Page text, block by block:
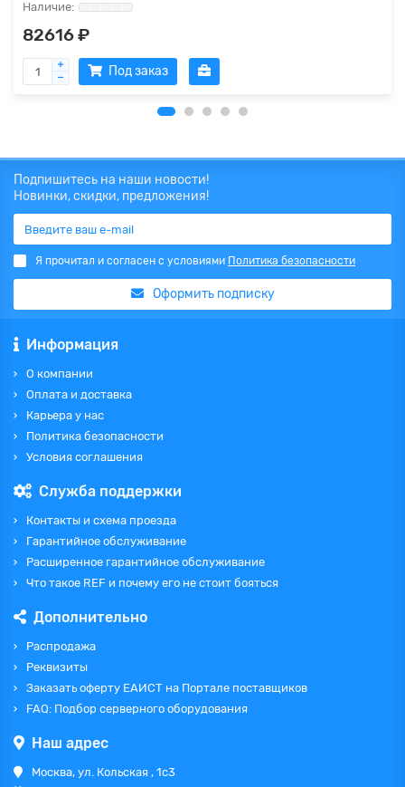
82616 ₽
Под заказ
Подпишитесь на наши новости!
Новинки, скидки, предложения!
Я прочитал и согласен с условиями Политика безопасности
Оформить подписку
Информация
О компании
Оплата и доставка
Карьера у нас
Политика безопасности
Условия соглашения
Служба поддержки
Контакты и схема проезда
Гарантийное обслуживание
Расширенное гарантийное обслуживание
Что такое REF и почему его не стоит бояться
Дополнительно
Распродажа
Реквизиты
Заказать оферту ЕАИСТ на Портале поставщиков
FAQ: Подбор серверного оборудования
Наш адрес
Москва, ул. Кольская , 1с3